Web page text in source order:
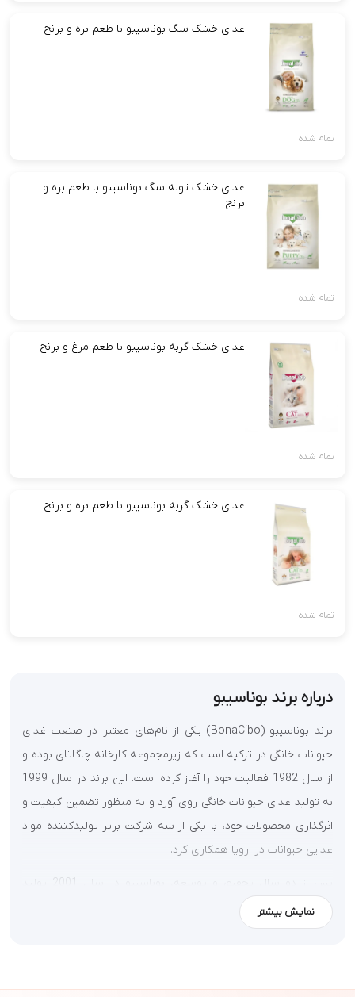
غذای خشک سگ بوناسیبو با طعم بره و برنج
تمام شده
غذای خشک توله سگ بوناسیبو با طعم بره و
برنج
تمام شده
غذای خشک گربه بوناسیبو با طعم مرغ و برنج
تمام شده
غذای خشک گربه بوناسیبو با طعم بره و برنج
تمام شده
درباره برند بوناسیبو
برند بوناسیبو (
BonaCibo) یکی از نام‌های معتبر در صنعت غذای
حیوانات خانگی در ترکیه است که زیرمجموعه کارخانه چاگاتای بوده و
از سال 1982 فعالیت خود را آغاز کرده است. این برند در سال 1999
به تولید غذای حیوانات خانگی روی آورد و به منظور تضمین کیفیت و
اثرگذاری محصولات خود، با یکی از سه شرکت برتر تولیدکننده مواد
غذایی حیوانات در اروپا همکاری کرد.
غذای سگ وغذای گربه
غذای خشک، کنسرو، تشویقی‌های متنوع و همچنین
نمایش بیشتر